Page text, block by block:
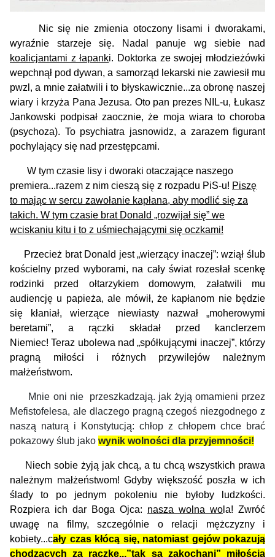
Nic się nie zmienia otoczony lisami i dworakami,
wyraźnie starzeje się. Nadal panuje wg siebie nad
koalicjantami z łapanki. Doktorka ze swojej młodzieżówki
wepchnął pod dywan, a samorząd lekarski nie zawiesił mu
pwzl, a mnie załatwili i to błyskawicznie...za obronę naszej
wiary i krzyża Pana Jezusa. Oto pan prezes NIL-u, Łukasz
Jankowski podpisał zaocznie, że moja wiara to choroba
(psychoza). To psychiatra jasnowidz, a zarazem figurant
pochylający się nad przestępcami.
W tym czasie lisy i dworaki otaczające naszego
premiera...razem z nim cieszą się z rozpadu PiS-u! Piszę
to mając w sercu zawołanie kapłana, aby modlić się za
takich. W tym czasie brat Donald „rozwijał się” we
wciskaniu kitu i to z uśmiechającymi się oczkami!
Przecież brat Donald jest „wierzący inaczej”: wziął ślub
kościelny przed wyborami, na cały świat rozesłał scenkę
rodzinki przed ołtarzykiem domowym, załatwili mu
audiencję u papieża, ale mówił, że kapłanom nie będzie
się kłaniał, wierzące niewiasty nazwał „moherowymi
beretami”, a rączki składał przed kanclerzem
Niemiec!Teraz ubolewa nad „spółkującymi inaczej”, którzy
pragną miłości i różnych przywilejów należnym
małżeństwom.
Mnie oni nie przeszkadzają. jak żyją omamieni przez
Mefistofelesa, ale dlaczego pragną czegoś niezgodnego z
naszą naturą i Konstytucją: chłop z chłopem chce brać
pokazowy ślub jako wynik wolności dla przyjemności!
Niech sobie żyją jak chcą, a tu chcą wszystkich prawa
należnym małżeństwom! Gdyby większość poszła w ich
ślady to po jednym pokoleniu nie byłoby ludzkości.
Rozpiera ich dar Boga Ojca: nasza wolna wo la! Zwróć
uwagę na filmy, szczególnie o relacji mężczyzny i
kobiety...cały czas kłócą się, natomiast gejów pokazują
chodzących za rączkę...”tak są zakochani” miłością